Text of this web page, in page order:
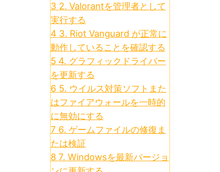
3 2. Valorantを管理者として
実行する
4 3. Riot Vanguard が正常に
動作していることを確認する
5 4. グラフィックドライバー
を更新する
6 5. ウイルス対策ソフトまた
はファイアウォールを一時的
に無効にする
7 6. ゲームファイルの修復ま
たは検証
8 7. Windowsを最新バージョ